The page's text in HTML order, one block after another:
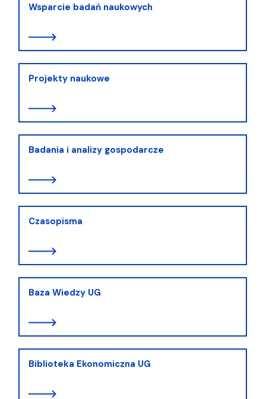
Wsparcie badań naukowych
Projekty naukowe
Badania i analizy gospodarcze
Czasopisma
Baza Wiedzy UG
Biblioteka Ekonomiczna UG